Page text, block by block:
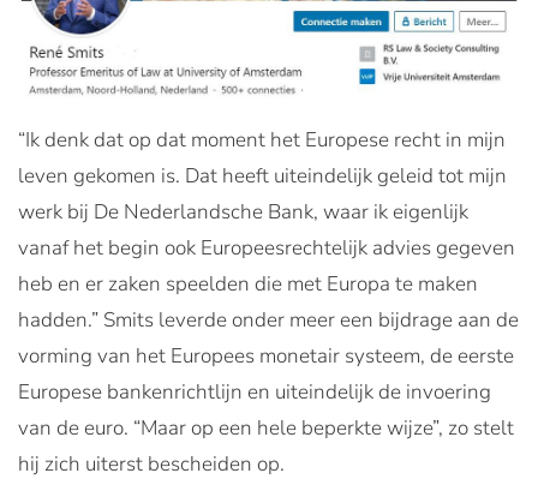
“Ik denk dat op dat moment het Europese recht in mijn
leven gekomen is. Dat heeft uiteindelijk geleid tot mijn
werk bij De Nederlandsche Bank, waar ik eigenlijk
vanaf het begin ook Europeesrechtelijk advies gegeven
heb en er zaken speelden die met Europa te maken
hadden.” Smits leverde onder meer een bijdrage aan de
vorming van het Europees monetair systeem, de eerste
Europese bankenrichtlijn en uiteindelijk de invoering
van de euro. “Maar op een hele beperkte wijze”, zo stelt
hij zich uiterst bescheiden op.